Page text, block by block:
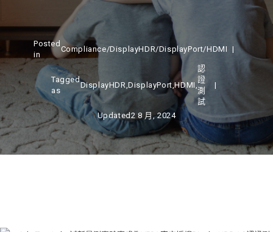
Posted
in
Compliance/DisplayHDR/DisplayPort/HDMI
Tagged
as
DisplayHDR,DisplayPort,HDMI,
認
證
測
試
Updated 2 8 月, 2024